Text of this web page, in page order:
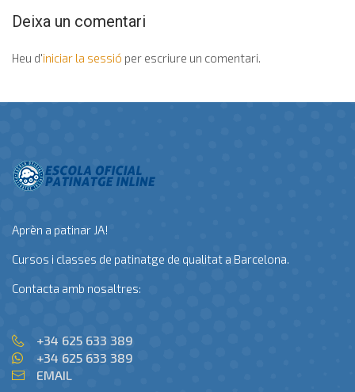
Deixa un comentari
Heu d'iniciar la sessió per escriure un comentari.
Aprèn a patinar JA!
Cursos i classes de patinatge de qualitat a Barcelona.
Contacta amb nosaltres:
+34 625 633 389
+34 625 633 389
EMAIL